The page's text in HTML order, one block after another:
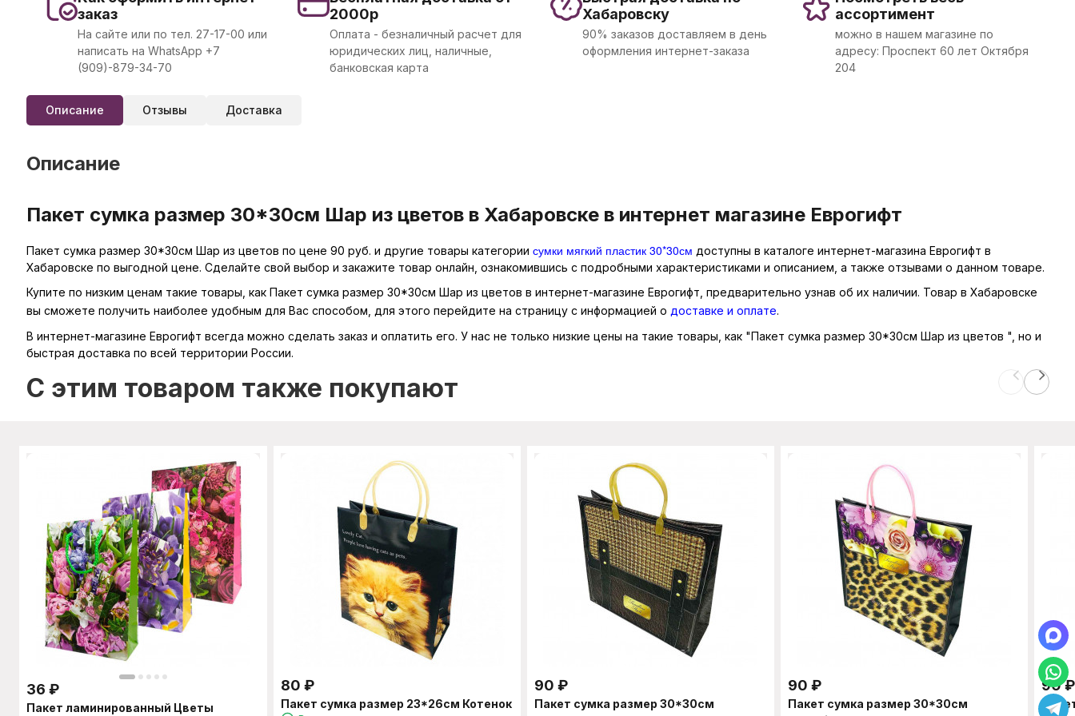
заказ
На сайте или по тел. 27-17-00 или
написать на WhatsApp +7
(909)-879-34-70
2000р
Оплата - безналичный расчет для
юридических лиц, наличные,
банковская карта
Хабаровску
90% заказов доставляем в день
оформления интернет-заказа
ассортимент
можно в нашем магазине по
адресу: Проспект 60 лет Октября
204
Описание Отзывы Доставка
Описание
Пакет сумка размер 30*30см Шар из цветов в Хабаровске в интернет магазине Еврогифт
Пакет сумка размер 30*30см Шар из цветов по цене 90 руб. и другие товары категории сумки мягкий пластик 30*30см доступны в каталоге интернет-магазина Еврогифт в
Хабаровске по выгодной цене. Сделайте свой выбор и закажите товар онлайн, ознакомившись с подробными характеристиками и описанием, а также отзывами о данном товаре.
Купите по низким ценам такие товары, как Пакет сумка размер 30*30см Шар из цветов в интернет-магазине Еврогифт, предварительно узнав об их наличии. Товар в Хабаровске
вы сможете получить наиболее удобным для Вас способом, для этого перейдите на страницу с информацией о доставке и оплате.
В интернет-магазине Еврогифт всегда можно сделать заказ и оплатить его. У нас не только низкие цены на такие товары, как "Пакет сумка размер 30*30см Шар из цветов ", но и
быстрая доставка по всей территории России.
C этим товаром также покупают
36 ₽
Пакет ламинированный Цветы
80 ₽
Пакет сумка размер 23*26см Котенок
90 ₽
Пакет сумка размер 30*30см
90 ₽
Пакет сумка размер 30*30см
90₽